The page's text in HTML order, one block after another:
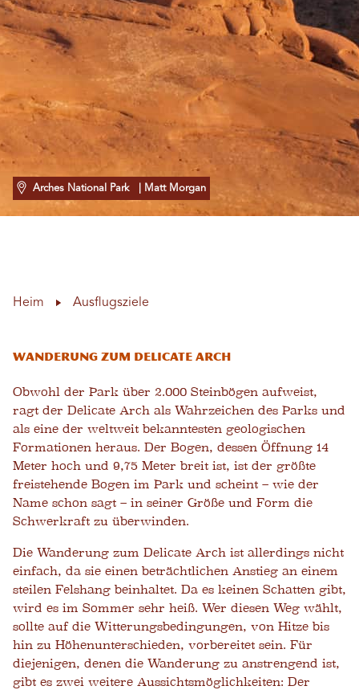
Arches National Park | Matt Morgan
Heim Ausflugsziele
Wanderung zum Delicate Arch
Obwohl der Park über 2.000 Steinbögen aufweist,
ragt der Delicate Arch als Wahrzeichen des Parks und
als eine der weltweit bekanntesten geologischen
Formationen heraus. Der Bogen, dessen Öffnung 14
Meter hoch und 9,75 Meter breit ist, ist der größte
freistehende Bogen im Park und scheint – wie der
Name schon sagt – in seiner Größe und Form die
Schwerkraft zu überwinden.
Die Wanderung zum Delicate Arch ist allerdings nicht
einfach, da sie einen beträchtlichen Anstieg an einem
steilen Felshang beinhaltet. Da es keinen Schatten gibt,
wird es im Sommer sehr heiß. Wer diesen Weg wählt,
sollte auf die Witterungsbedingungen, von Hitze bis
hin zu Höhenunterschieden, vorbereitet sein. Für
diejenigen, denen die Wanderung zu anstrengend ist,
gibt es zwei weitere Aussichtsmöglichkeiten: Der